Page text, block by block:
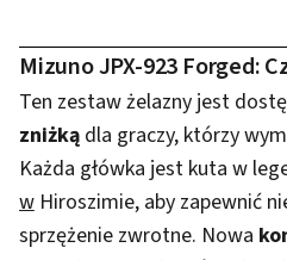
Mizuno JPX-923 Forged:
Ten zestaw żelazny jest
zniżką dla graczy, którzy
Każda główka jest kuta w
wHiroszimie, aby zapewnić
sprzężenie zwrotne. Nowa